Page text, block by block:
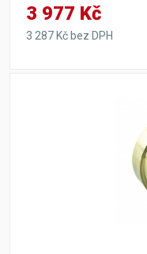
3 977 Kč
3 287 Kč bez DPH